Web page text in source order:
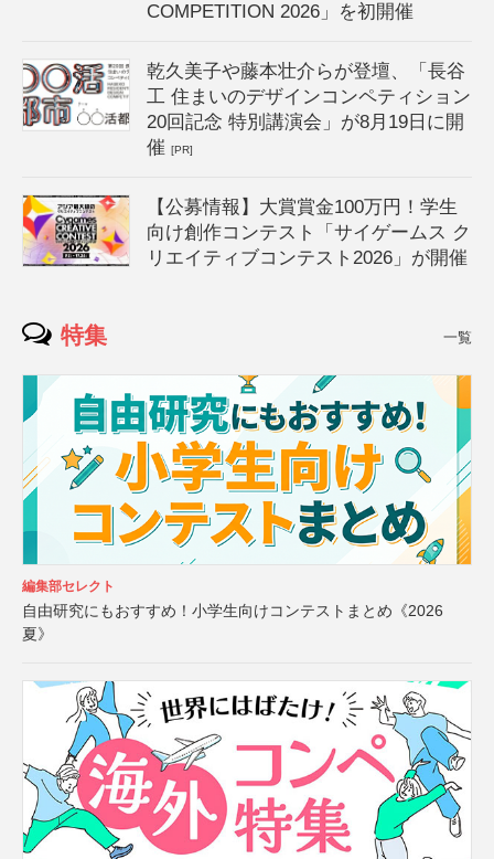
COMPETITION 2026」を初開催
乾久美子や藤本壮介らが登壇、「長谷
工 住まいのデザインコンペティション
20回記念 特別講演会」が8月19日に開
催[PR]
【公募情報】大賞賞金100万円！学生
向け創作コンテスト「サイゲームス ク
リエイティブコンテスト2026」が開催
特集 一覧
編集部セレクト
自由研究にもおすすめ！小学生向けコンテストまとめ《2026
夏》